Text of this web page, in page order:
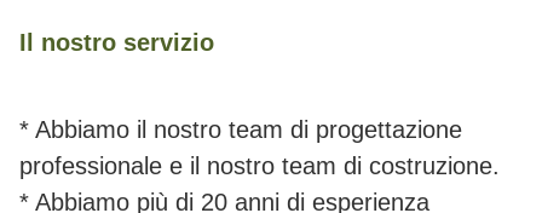
Il nostro servizio
* Abbiamo il nostro team di progettazione
professionale e il nostro team di costruzione.
* Abbiamo più di 20 anni di esperienza